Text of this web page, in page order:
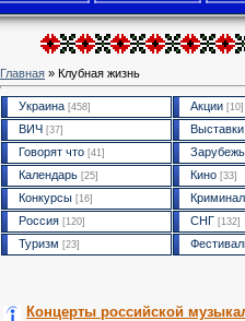
Главная » Клубная жизнь
Украина [458] Акции [10]
ВИЧ [37]
Выставки
Говорят что [41]
Календарь [25] Кино [33]
Конкурсы [16]
Криминал
Россия [120] СНГ [132]
Туризм [23]
Концерты российской